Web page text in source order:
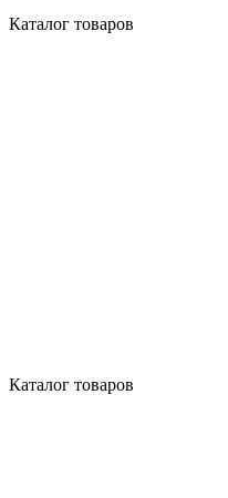
Каталог товаров
Каталог товаров